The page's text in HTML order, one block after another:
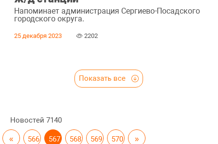
Напоминает администрация Сергиево-Посадского
городского округа.
25 декабря 2023 2202
Показать все
Новостей 7140
« 566 567 568 569 570 »